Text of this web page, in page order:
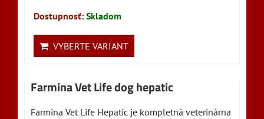
Dostupnosť: Skladom
VYBERTE VARIANT
Farmina Vet Life dog hepatic
Farmina Vet Life Hepatic je kompletná veterinárna